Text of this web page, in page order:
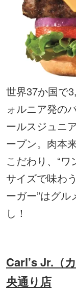
世界37か国で
ォルニア発の
ールスジュニ
ープン。肉本
こだわり、“
サイズで味わ
ーガー”はグ
し！
Carl’s Jr.（
央通り店